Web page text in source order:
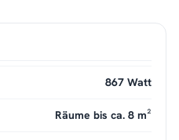
867 Watt
Räume bis ca. 8 m²